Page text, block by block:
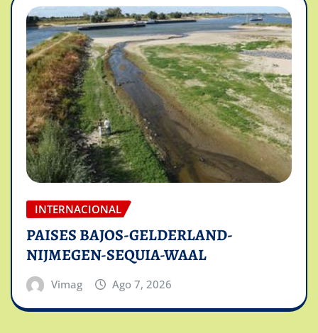
INTERNACIONAL
PAISES BAJOS-GELDERLAND-
NIJMEGEN-SEQUIA-WAAL
Vimag Ago 7, 2026